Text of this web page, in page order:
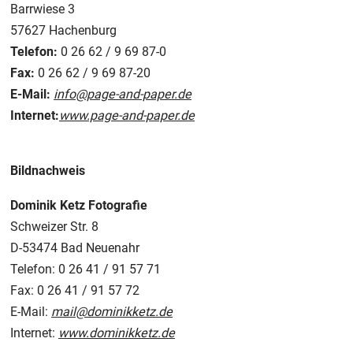
Barrwiese 3
57627 Hachenburg
Telefon: 0 26 62 / 9 69 87-0
Fax: 0 26 62 / 9 69 87-20
E-Mail: info@page-and-paper.de
Internet:www.page-and-paper.de
Bildnachweis
Dominik Ketz Fotografie
Schweizer Str. 8
D-53474 Bad Neuenahr
Telefon: 0 26 41 / 91 57 71
Fax: 0 26 41 / 91 57 72
E-Mail: mail@dominikketz.de
Internet: www.dominikketz.de